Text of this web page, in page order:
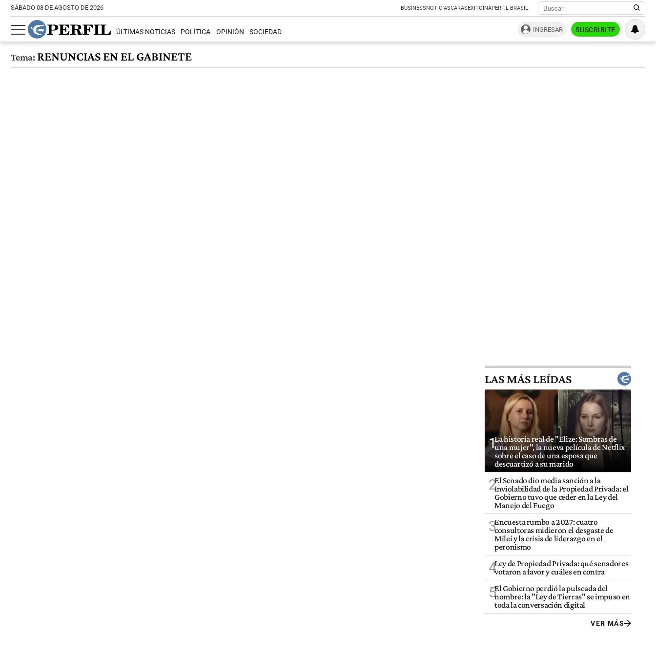
SÁBADO 08 DE AGOSTO DE 2026 BUSINESSNOTICIASCARASEXITOÍNAPERFIL BRASIL
ÚLTIMAS NOTICIAS POLÍTICA OPINIÓN SOCIEDAD INGRESAR SUSCRIBITE
Tema:RENUNCIAS EN EL GABINETE
LAS MÁS LEÍDAS
1La historia real de "Elize: Sombras de
una mujer", la nueva película de Netflix
sobre el caso de una esposa que
descuartizó a su marido
2El Senado dio media sanción a la
Inviolabilidad de la Propiedad Privada: el
Gobierno tuvo que ceder en la Ley del
Manejo del Fuego
3Encuesta rumbo a 2027: cuatro
consultoras midieron el desgaste de
Milei y la crisis de liderazgo en el
peronismo
4Ley de Propiedad Privada: qué senadores
votaron a favor y cuáles en contra
5El Gobierno perdió la pulseada del
nombre: la "Ley de Tierras" se impuso en
toda la conversación digital
VER MÁS